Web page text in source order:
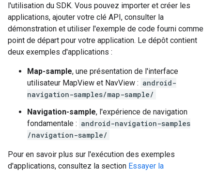
l'utilisation du SDK. Vous pouvez importer et créer les
applications, ajouter votre clé API, consulter la
démonstration et utiliser l'exemple de code fourni comme
point de départ pour votre application. Le dépôt contient
deux exemples d'applications :
Map-sample, une présentation de l'interface
utilisateur MapView et NavView : android-
navigation-samples/map-sample/
Navigation-sample, l'expérience de navigation
fondamentale : android-navigation-samples
/navigation-sample/
Pour en savoir plus sur l'exécution des exemples
d'applications, consultez la section Essayer la